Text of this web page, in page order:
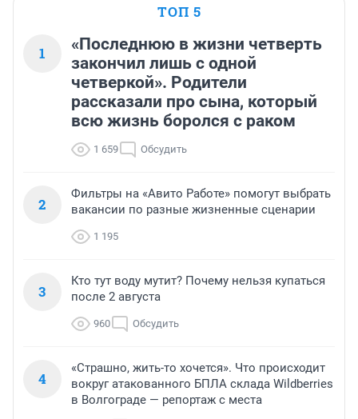
ТОП 5
1
«Последнюю в жизни четверть
закончил лишь с одной
четверкой». Родители
рассказали про сына, который
всю жизнь боролся с раком
1 659 Обсудить
2
Фильтры на «Авито Работе» помогут выбрать
вакансии по разные жизненные сценарии
1 195
3
Кто тут воду мутит? Почему нельзя купаться
после 2 августа
960 Обсудить
4
«Страшно, жить-то хочется». Что происходит
вокруг атакованного БПЛА склада Wildberries
в Волгограде — репортаж с места